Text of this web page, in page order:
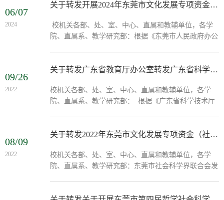
给你们，请各单位仔细阅读提名手册，积极组织申报，
表，由科研秘书统一汇总后，发至指定邮箱。联 系
人：潘会然联系电话：020-87211830/0769-82676871邮
06/07
2024
关于转发开展2024年东莞市文化发展专项资金申报工作的通知
​ 校机关各部、处、室、中心、直属和教辅单位，各学
院、直属系、教学研究部：根据《东莞市人民政府办公
东莞市文化发展专项资金（社科研究类）申报工作通知
科优秀成果东莞市哲学社会科学优秀成果。具体申报主
体、资金适用范围和标准、申报材料内容及相关报送要
09/26
2022
关于转发广东省教育厅办公室转发广东省科学技术厅关于2022年度广东省科学技术奖提名工作的通知
校机关各部、处、室、中心、直属和教辅单位，各学
院、直属系、教学研究部： 根据《广东省科学技术厅
事项如下： (一)省科学技术奖设7个奖种，分别为突出
合作奖，青年科技创新奖、科技成果推广奖（评审标准
详看附件）。 (二)请各单位对申报材料逐一审核，严
08/09
2022
关于转发2022年东莞市文化发展专项资金（社科研究类）申报的通知
​校机关各部、处、室、中心、直属和教辅单位，各学
院、直属系、教学研究部：东莞市社会科学界联合会发